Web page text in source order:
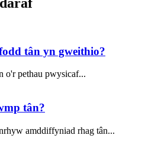
tân yn gweithio?
o'r pethau pwysicaf...
tân?
amddiffyniad rhag tân...